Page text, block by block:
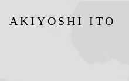
AKIYOSHI ITO